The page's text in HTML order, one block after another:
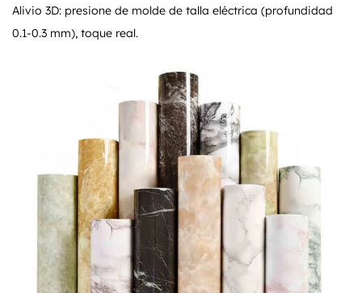
Alivio 3D: presione de molde de talla eléctrica (profundidad
0.1-0.3 mm), toque real.